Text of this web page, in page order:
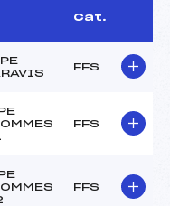
Cat.
FFS
FFS
FFS